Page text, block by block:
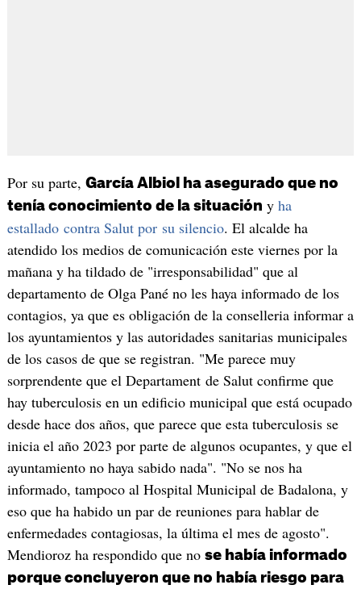
Por su parte, García Albiol ha asegurado que no
tenía conocimiento de la situación y ha
estallado contra Salut por su silencio. El alcalde ha
atendido los medios de comunicación este viernes por la
mañana y ha tildado de "irresponsabilidad" que al
departamento de Olga Pané no les haya informado de los
contagios, ya que es obligación de la conselleria informar a
los ayuntamientos y las autoridades sanitarias municipales
de los casos de que se registran. "Me parece muy
sorprendente que el Departament de Salut confirme que
hay tuberculosis en un edificio municipal que está ocupado
desde hace dos años, que parece que esta tuberculosis se
inicia el año 2023 por parte de algunos ocupantes, y que el
ayuntamiento no haya sabido nada". "No se nos ha
informado, tampoco al Hospital Municipal de Badalona, y
eso que ha habido un par de reuniones para hablar de
enfermedades contagiosas, la última el mes de agosto".
Mendioroz ha respondido que no se había informado
porque concluyeron que no había riesgo para